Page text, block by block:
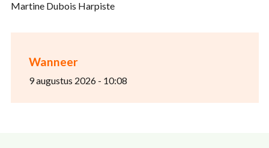
Wanneer
9 augustus 2026 - 10:08
Martine Dubois Harpiste